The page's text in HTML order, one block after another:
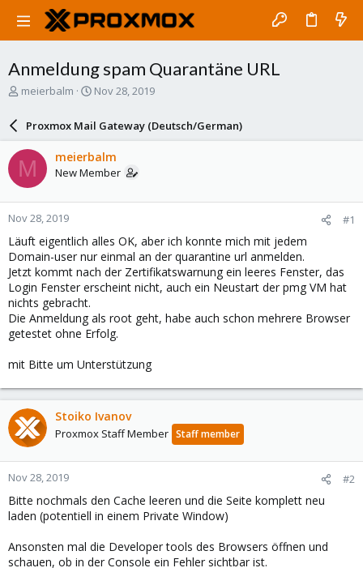
Anmeldung spam Quarantäne URL
T
a
d
s
t
a
r
t
e
r
meierbalm
S
a
r
d
a
e
Nov 28, 2019
Proxmox Mail Gateway (Deutsch/German)
M meierbalm
New Member
Nov 28, 2019 #1
Läuft eigentlich alles OK, aber ich konnte mich mit jedem
Domain-user nur einmal an der quarantine url anmelden.
Jetzt kommt nach der Zertifikatswarnung ein leeres Fenster, das
Login Fenster erscheint nicht, auch ein Neustart der pmg VM hat
nichts gebracht.
Die Anmeldung als root geht, habe auch schon mehrere Browser
getestet ohne Erfolg.
mit Bitte um Unterstützung
Stoiko Ivanov
Proxmox Staff Member Staff member
Nov 28, 2019 #2
Bitte nochmals den Cache leeren und die Seite komplett neu
laden (potentiell in einem Private Window)
Ansonsten mal die Developer tools des Browsers öffnen und
schauen, ob in der Console ein Fehler sichtbar ist.